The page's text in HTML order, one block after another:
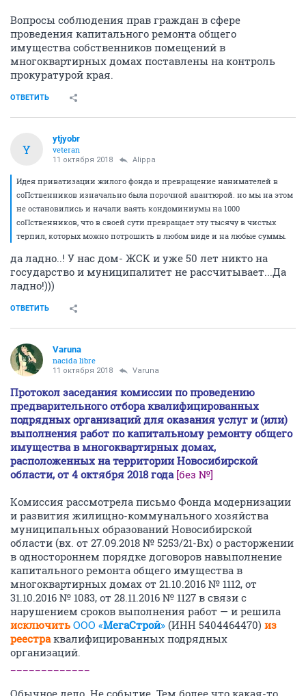
Вопросы соблюдения прав граждан в сфере
проведения капитального ремонта общего
имущества собственников помещений в
многоквартирных домах поставлены на контроль
прокуратурой края.
ОТВЕТИТЬ
Y
ytjyobr
veteran
11 октября 2018 Alippa
Идея приватизации жилого фонда и превращение нанимателей в
соПственников изначально была порочной авантюрой. но мы на этом
не остановились и начали ваять кондоминиумы на 1000
соПственников, что в своей сути превращает эту тысячу в чистых
терпил, которых можно потрошить в любом виде и на любые суммы.
да ладно..! У нас дом- ЖСК и уже 50 лет никто на
государство и муниципалитет не рассчитывает...Да
ладно!)))
ОТВЕТИТЬ
Varuna
nacida libre
11 октября 2018 Varuna
Протокол заседания комиссии по проведению
предварительного отбора квалифицированных
подрядных организаций для оказания услуг и (или)
выполнения работ по капитальному ремонту общего
имущества в многоквартирных домах,
расположенных на территории Новосибирской
области, от 4 октября 2018 года [без №]
Комиссия рассмотрела письмо Фонда модернизации
и развития жилищно-коммунального хозяйства
муниципальных образований Новосибирской
области (вх. от 27.09.2018 № 5253/21-Вх) о расторжении
в одностороннем порядке договоров навыполнение
капитального ремонта общего имущества в
многоквартирных домах от 21.10.2016 № 1112, от
31.10.2016 № 1083, от 28.11.2016 № 1127 в связи с
нарушением сроков выполнения работ — и решила
исключить ООО «МегаСтрой» (ИНН 5404464470) из
реестраквалифицированных подрядных
организаций.
Обычное дело. Не событие. Тем более что какая-то